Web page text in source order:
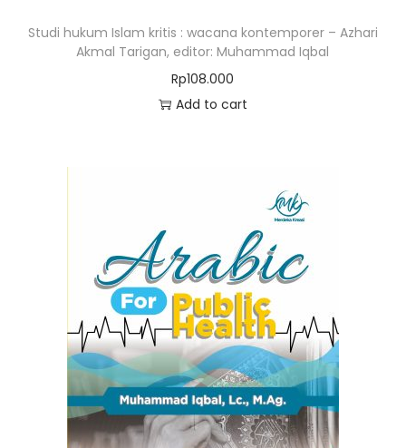
Studi hukum Islam kritis : wacana kontemporer – Azhari
Akmal Tarigan, editor: Muhammad Iqbal
Rp108.000
Add to cart